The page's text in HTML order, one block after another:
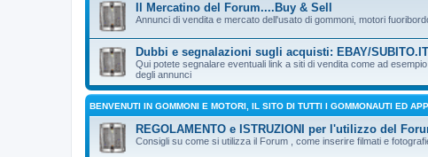
Il Mercatino del Forum....Buy & Sell
Annunci di vendita e mercato dell'usato di gommoni, motori
Dubbi e segnalazioni sugli acquisti: EBAY/
Qui potete segnalare eventuali link a siti di vendita come ad
degli annunci
BENVENUTI IN GOMMONI E MOTORI, IL SITO DI TUTTI I GOMMONAUTI ED
REGOLAMENTO e ISTRUZIONI per l'utilizzo del
Consigli su come si utilizza il Forum , come inserire filmati e